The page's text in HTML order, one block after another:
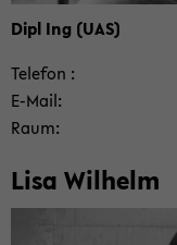
Dipl Ing (UAS)
Te­le­fon
E-​Mail
Raum
Lisa Wil­helm